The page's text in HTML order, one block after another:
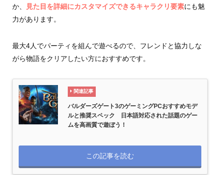
か、
見た目を詳細にカスタマイズできるキャラクリ要素にも魅
力があります。
最大4人でパーティを組んで遊べるので、フレンドと協力しな
がら物語をクリアしたい方におすすめです。
関連記事
バルダーズゲート3のゲーミングPCおすすめモデ
ルと推奨スペック 日本語対応された話題のゲー
ムを高画質で遊ぼう！
この記事を読む